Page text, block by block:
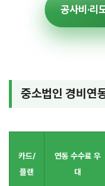
공사비·리
중소법인 경비연
카드/
플랜
연동 수수료 우
대